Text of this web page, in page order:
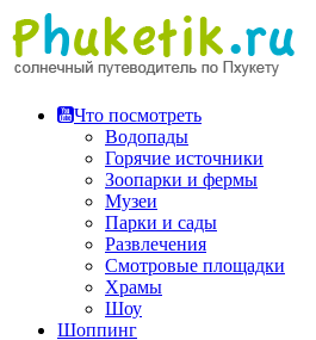
Перейти
к
содержимому
Что посмотреть
Водопады
Горячие источники
Зоопарки и фермы
Музеи
Парки и сады
Развлечения
Смотровые площадки
Храмы
Шоу
Шоппинг